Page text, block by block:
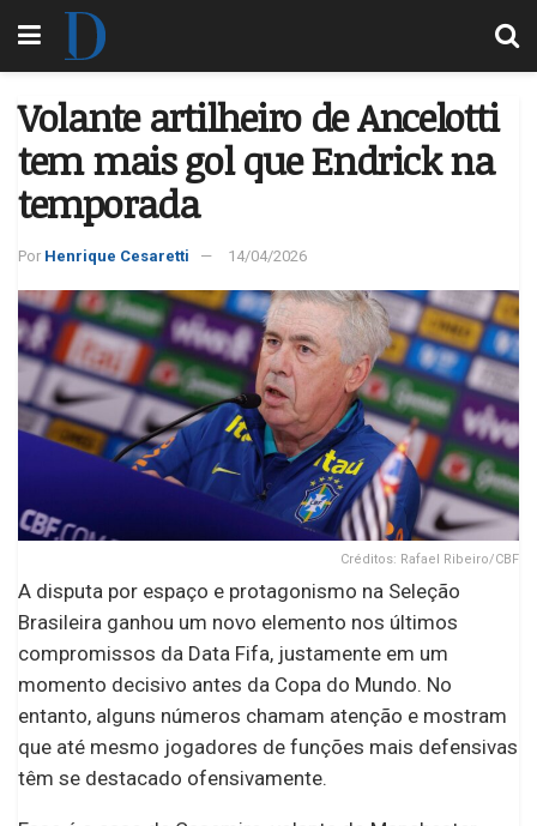
Volante artilheiro de Ancelotti
tem mais gol que Endrick na
temporada
Por Henrique Cesaretti 14/04/2026
Créditos: Rafael Ribeiro/CBF
A disputa por espaço e protagonismo na Seleção
Brasileira ganhou um novo elemento nos últimos
compromissos da Data Fifa, justamente em um
momento decisivo antes da Copa do Mundo. No
entanto, alguns números chamam atenção e mostram
que até mesmo jogadores de funções mais defensivas
têm se destacado ofensivamente.